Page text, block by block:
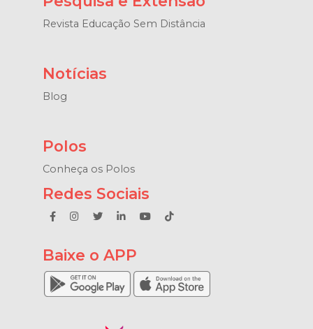
Revista Educação Sem Distância
Notícias
Blog
Polos
Conheça os Polos
Redes Sociais
Baixe o APP